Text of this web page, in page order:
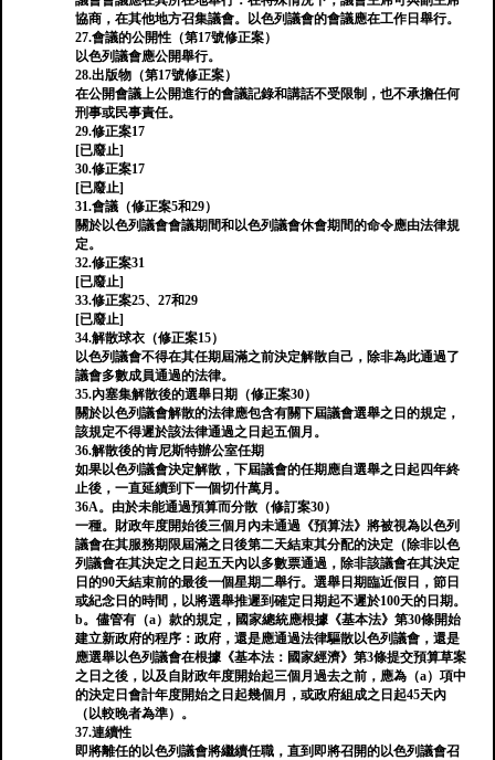
協商，在其他地方召集議會。以色列議會的會議應在工作日舉行。
27.會議的公開性（第17號修正案）
以色列議會應公開舉行。
28.出版物（第17號修正案）
在公開會議上公開進行的會議記錄和講話不受限制，也不承擔任何
刑事或民事責任。
29.修正案17
[已廢止]
30.修正案17
[已廢止]
31.會議（修正案5和29）
關於以色列議會會議期間和以色列議會休會期間的命令應由法律規
定。
32.修正案31
[已廢止]
33.修正案25、27和29
[已廢止]
34.解散球衣（修正案15）
以色列議會不得在其任期屆滿之前決定解散自己，除非為此通過了
議會多數成員通過的法律。
35.內塞集解散後的選舉日期（修正案30）
關於以色列議會解散的法律應包含有關下屆議會選舉之日的規定，
該規定不得遲於該法律通過之日起五個月。
36.解散後的肯尼斯特辦公室任期
如果以色列議會決定解散，下屆議會的任期應自選舉之日起四年終
止後，一直延續到下一個切什萬月。
36A。由於未能通過預算而分散（修訂案30）
一種。財政年度開始後三個月內未通過《預算法》將被視為以色列
議會在其服務期限屆滿之日後第二天結束其分配的決定（除非以色
列議會在其決定之日起五天內以多數票通過，除非該議會在其決定
日的90天結束前的最後一個星期二舉行。選舉日期臨近假日，節日
或紀念日的時間，以將選舉推遲到確定日期起不遲於100天的日期。
b。儘管有（a）款的規定，國家總統應根據《基本法》第30條開始
建立新政府的程序：政府，還是應通過法律驅散以色列議會，還是
應選舉以色列議會在根據《基本法：國家經濟》第3條提交預算草案
之日之後，以及自財政年度開始起三個月過去之前，應為（a）項中
的決定日會計年度開始之日起幾個月，或政府組成之日起45天內
（以較晚者為準）。
37.連續性
即將離任的以色列議會將繼續任職，直到即將召開的以色列議會召